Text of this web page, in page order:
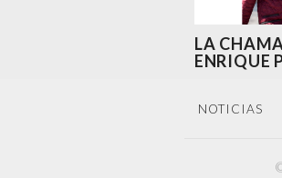
LA
ENRIQUE
NOTICIAS